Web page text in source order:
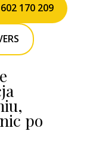
170 209
po